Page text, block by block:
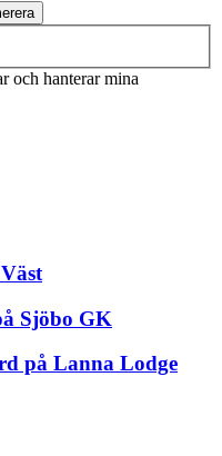
och hanterar mina
Sjöbo GK
på Lanna Lodge